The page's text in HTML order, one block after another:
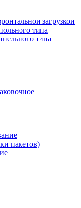
загрузкой
типа
типа
пакетов)